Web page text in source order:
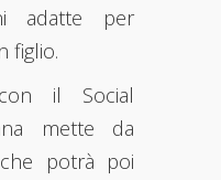
adatte per
figlio.
il Social
mette da
potrà poi